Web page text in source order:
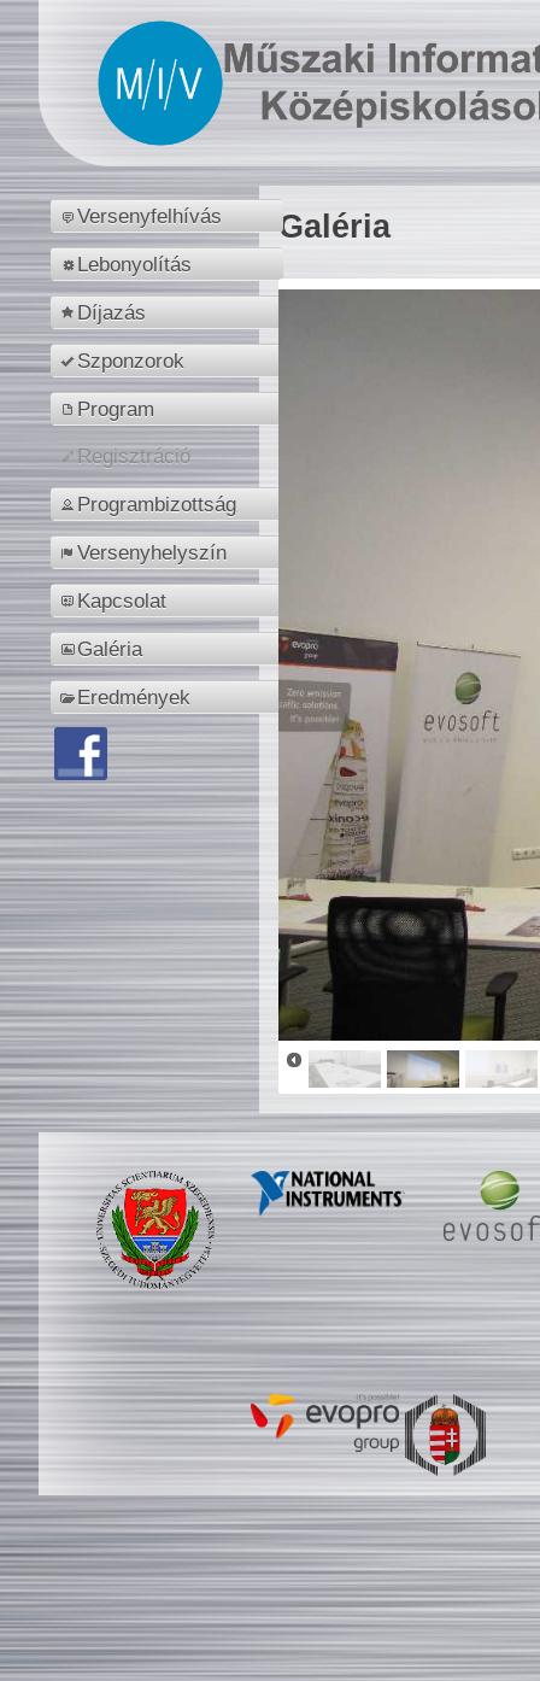
Versenyfelhívás
Lebonyolítás
Díjazás
Szponzorok
Program
Regisztráció
Programbizottság
Versenyhelyszín
Kapcsolat
Galéria
Eredmények
Galéria